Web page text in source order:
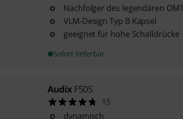
Nachfolger des legendären OM1
VLM-Design Typ B Kapsel
geeignet für hohe Schalldrücke
Sofort lieferbar
Audix F50S
15
dynamisch